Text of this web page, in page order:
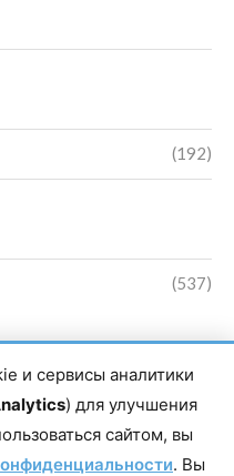
(192)
(537)
Магомаев Тимур Нухович.
Почта: vestiskfo@gmail.com По
и сервисы аналитики
) для улучшения
сайтом, вы
. Вы